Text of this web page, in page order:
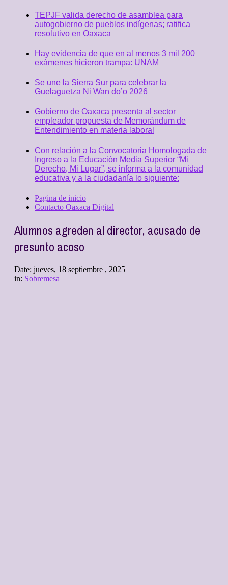
TEPJF valida derecho de asamblea para
autogobierno de pueblos indígenas; ratifica
resolutivo en Oaxaca
Hay evidencia de que en al menos 3 mil 200
exámenes hicieron trampa: UNAM
Se une la Sierra Sur para celebrar la
Guelaguetza Ni Wan do’o 2026
Gobierno de Oaxaca presenta al sector
empleador propuesta de Memorándum de
Entendimiento en materia laboral
Con relación a la Convocatoria Homologada de
Ingreso a la Educación Media Superior “Mi
Derecho, Mi Lugar”, se informa a la comunidad
educativa y a la ciudadanía lo siguiente:
Pagina de inicio
Contacto Oaxaca Digital
Alumnos agreden al director, acusado de
presunto acoso
Date: jueves, 18 septiembre , 2025
in: Sobremesa